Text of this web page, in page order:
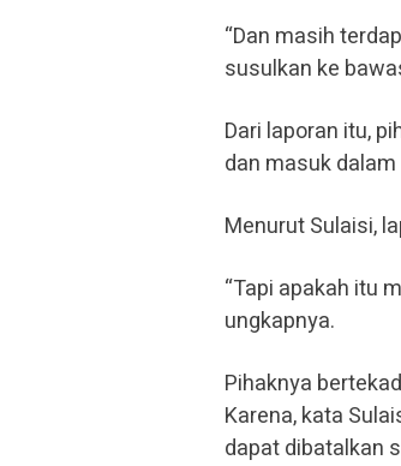
“Dan masih
susulkan ke
Dari laporan itu,
dan masuk
Menurut Sulaisi,
“Tapi apakah itu
ungkapnya.
Pihaknya
Karena, kata
dapat dibatalkan